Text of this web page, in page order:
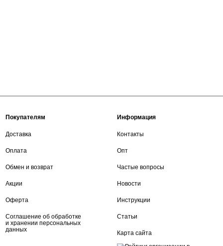
Покупателям
Доставка
Оплата
Обмен и возврат
Акции
Оферта
Соглашение об обработке
и хранении персональных
данных
Информация
Контакты
Опт
Частые вопросы
Новости
Инструкции
Статьи
Карта сайта